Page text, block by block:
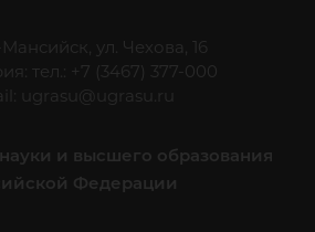
ул. Чехова, 16
тел.: +7 (3467) 377-000
ugrasu@ugrasu.ru
и высшего образования
Федерации